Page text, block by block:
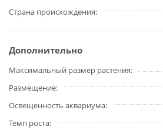
Страна происхождения
Дополнительно
Максимальный размер растения
Размещение
Освещенность аквариума
Темп роста